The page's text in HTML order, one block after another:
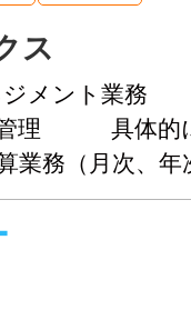
ス
ジメント業務
金管理 具
業務（月次、年
次、四半期
調査対応／